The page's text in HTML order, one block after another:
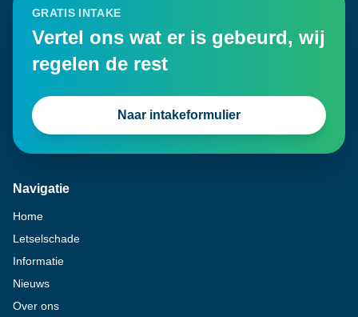
GRATIS INTAKE
Vertel ons wat er is gebeurd, wij
regelen de rest
Naar intakeformulier
Navigatie
Home
Letselschade
Informatie
Nieuws
Over ons